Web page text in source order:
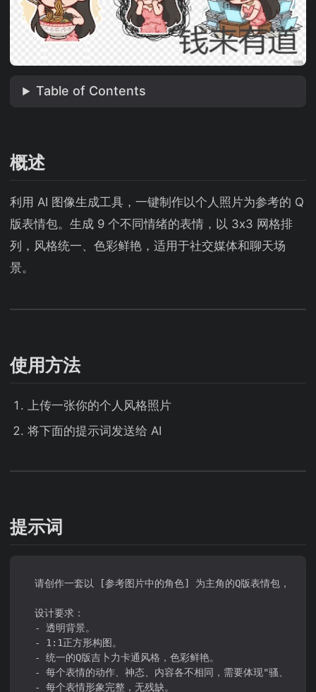
Table of Contents
概述
利用 AI 图像生成工具，一键制作以个人照片为参考的 Q
版表情包。生成 9 个不同情绪的表情，以 3x3 网格排
列，风格统一、色彩鲜艳，适用于社交媒体和聊天场
景。
使用方法
上传一张你的个人风格照片
将下面的提示词发送给 AI
提示词